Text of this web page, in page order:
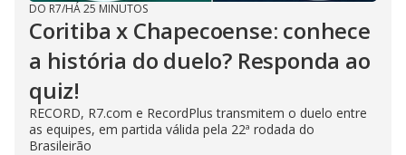
DO R7/HÁ 25 MINUTOS
Coritiba x Chapecoense: conhece
a história do duelo? Responda ao
quiz!
RECORD, R7.com e RecordPlus transmitem o duelo entre
as equipes, em partida válida pela 22ª rodada do
Brasileirão